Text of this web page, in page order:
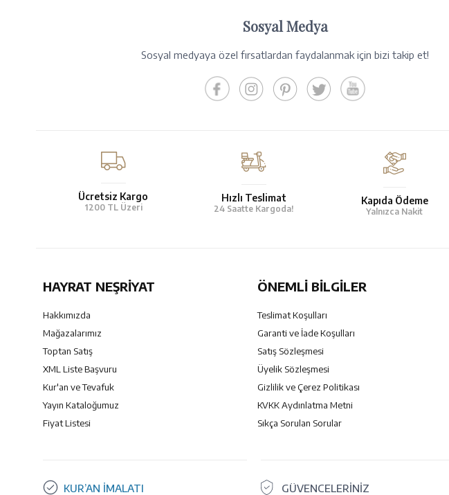
Sosyal Medya
Sosyal medyaya özel fırsatlardan faydalanmak için bizi takip et!
Ücretsiz Kargo
1200 TL Üzeri
Hızlı Teslimat
24 Saatte Kargoda!
Kapıda Ödeme
Yalnızca Nakit
HAYRAT NEŞRIYAT
Hakkımızda
Mağazalarımız
Toptan Satış
XML Liste Başvuru
Kur'an ve Tevafuk
Yayın Kataloğumuz
Fiyat Listesi
ÖNEMLI BILGILER
Teslimat Koşulları
Garanti ve İade Koşulları
Satış Sözleşmesi
Üyelik Sözleşmesi
Gizlilik ve Çerez Politikası
KVKK Aydınlatma Metni
Sıkça Sorulan Sorular
KUR’AN İMALATI GÜVENCELERİNİZ